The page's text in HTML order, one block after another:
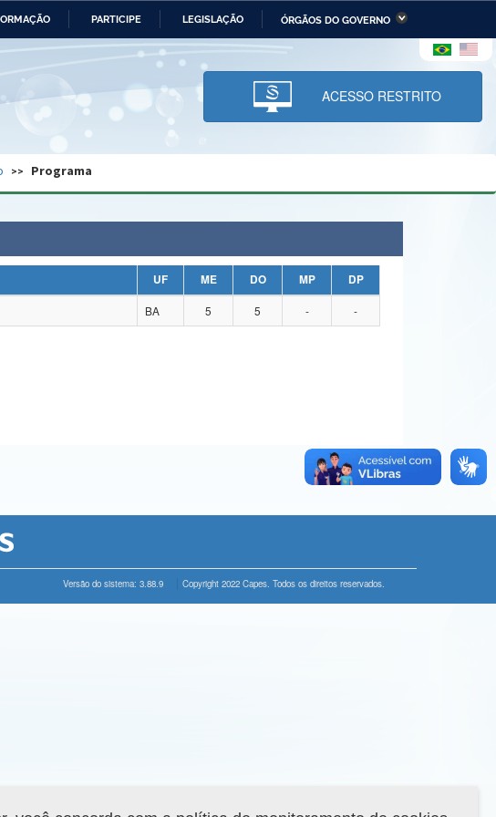
PARTICIPE LEGISLAÇÃO ÓRGÃOS DO GOVERNO
Ministério da Economia Ministério da Infraestrutura
Ministério da Ciência,
Tecnologia, Inovações e
Comunicações
e dos Direitos Humanos
Planalto
ACESSO RESTRITO
Programa
UF ME DO MP
DP
BA 5 5 - -
Versão do sistema: 3.88.9 Copyright 2022 Capes. Todos os direitos reservados.